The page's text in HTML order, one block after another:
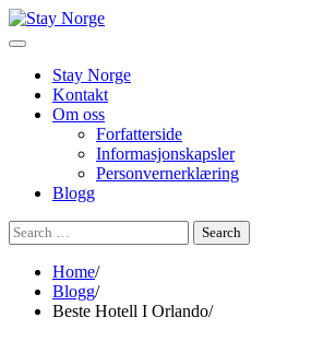
Skip
to
Stay Norge
Kontakt
Om oss
Forfatterside
Informasjonskapsler
Personvernerklæring
Blogg
Search
for:
Home
Blogg
Beste Hotell I Orlando